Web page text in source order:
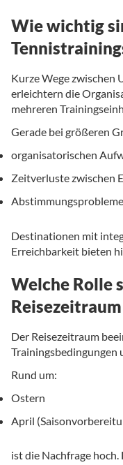
Wie wichtig
Kurze Wege zwischen
erleichtern die
mehreren
Gerade bei größeren
organisatorischen
Zeitverluste zwischen
Abstimmungsprobleme
Destinationen mit
Erreichbarkeit bieten
Welche Rolle
Der Reisezeitraum
Trainingsbedingungen
Rund um:
Ostern
April
ist die Nachfrage